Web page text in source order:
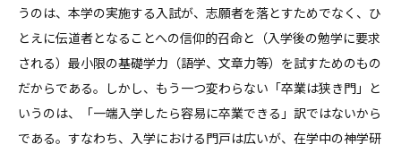
うのは、本学の実施する入試が、志願者を落とすためでなく、ひ
とえに伝道者となることへの信仰的召命と（入学後の勉学に要求
される）最小限の基礎学力（語学、文章力等）を試すためのもの
だからである。しかし、もう一つ変わらない「卒業は狭き門」と
いうのは、「一端入学したら容易に卒業できる」訳ではないから
である。すなわち、入学における門戸は広いが、在学中の神学研